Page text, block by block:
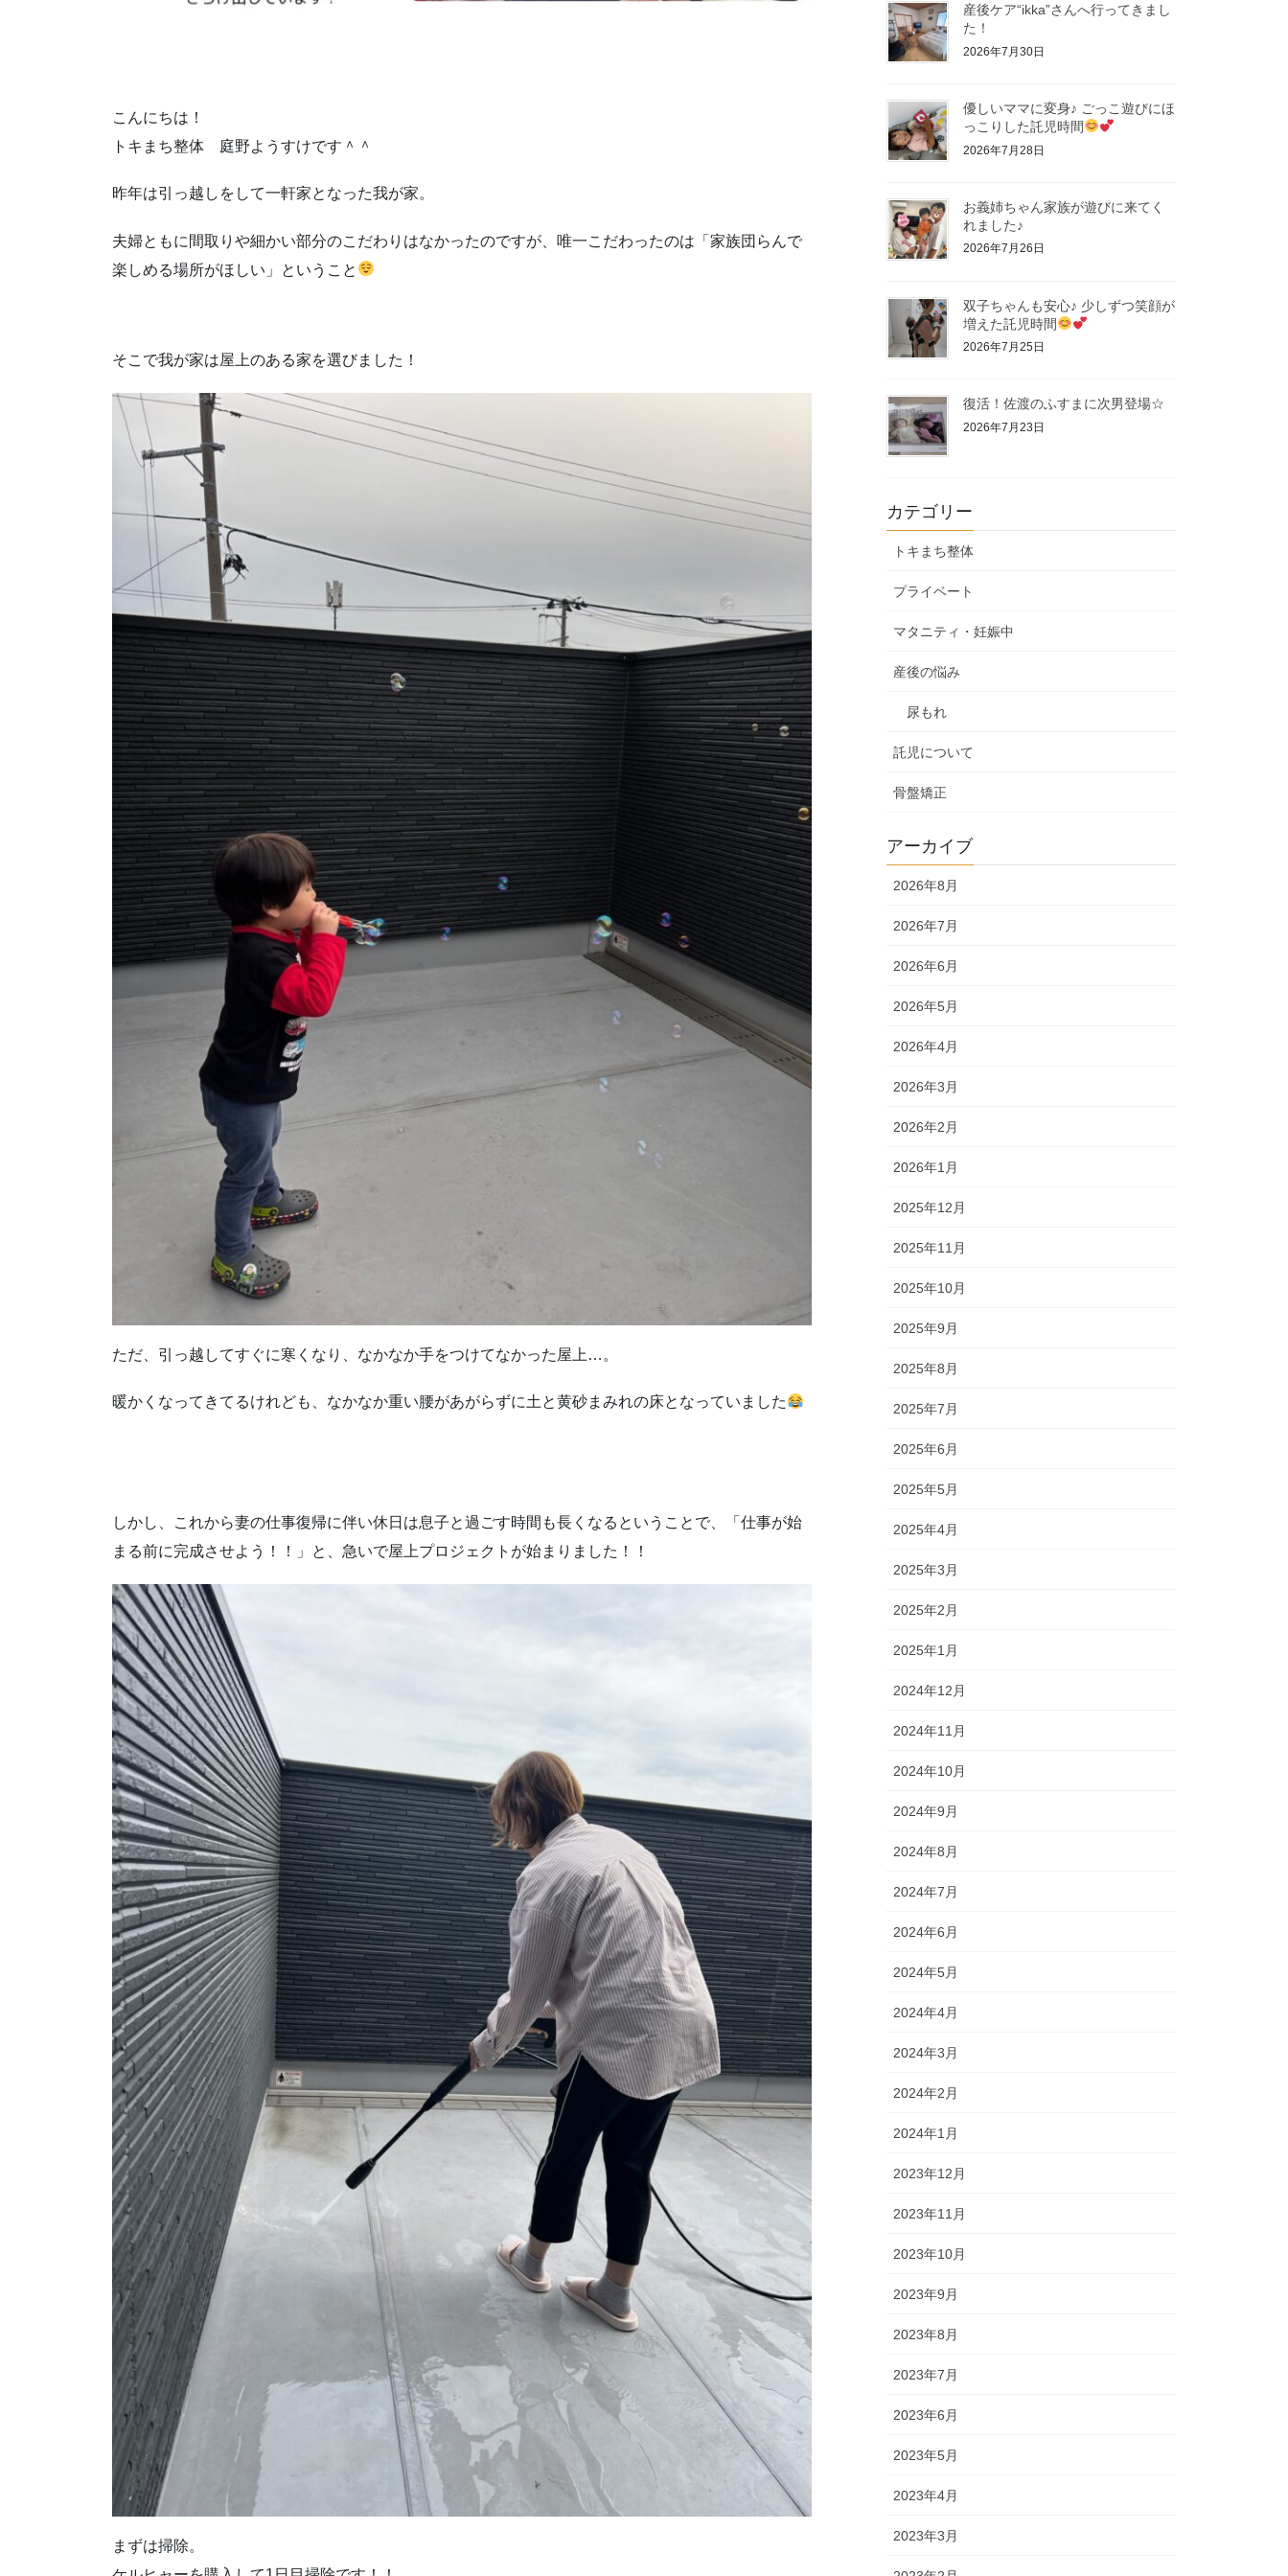
こんにちは！
トキまち整体 庭野ようすけです＾＾
昨年は引っ越しをして一軒家となった我が家。
夫婦ともに間取りや細かい部分のこだわりはなかったのですが、唯一こだわったのは「家族団らんで
楽しめる場所がほしい」ということ
そこで我が家は屋上のある家を選びました！
ただ、引っ越してすぐに寒くなり、なかなか手をつけてなかった屋上…。
暖かくなってきてるけれども、なかなか重い腰があがらずに土と黄砂まみれの床となっていました
しかし、これから妻の仕事復帰に伴い休日は息子と過ごす時間も長くなるということで、「仕事が始
まる前に完成させよう！！」と、急いで屋上プロジェクトが始まりました！！
まずは掃除。
産後ケア“ikka”さんへ行ってきまし
た！
2026年7月30日
優しいママに変身♪ ごっこ遊びにほ
っこりした託児時間
2026年7月28日
お義姉ちゃん家族が遊びに来てく
れました♪
2026年7月26日
双子ちゃんも安心♪ 少しずつ笑顔が
増えた託児時間
2026年7月25日
復活！佐渡のふすまに次男登場☆
2026年7月23日
カテゴリー
トキまち整体
プライベート
マタニティ・妊娠中
産後の悩み
尿もれ
託児について
骨盤矯正
アーカイブ
2026年8月
2026年7月
2026年6月
2026年5月
2026年4月
2026年3月
2026年2月
2026年1月
2025年12月
2025年11月
2025年10月
2025年9月
2025年8月
2025年7月
2025年6月
2025年5月
2025年4月
2025年3月
2025年2月
2025年1月
2024年12月
2024年11月
2024年10月
2024年9月
2024年8月
2024年7月
2024年6月
2024年5月
2024年4月
2024年3月
2024年2月
2024年1月
2023年12月
2023年11月
2023年10月
2023年9月
2023年8月
2023年7月
2023年6月
2023年5月
2023年4月
2023年3月